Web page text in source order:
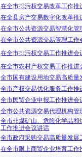
在全市排污权交易改革工作推
在全县房产交易数字化改革推
在全市公共资源交易智慧化
在全市公共资源交易管理工作
在全市排污权交易工作推进会
在全市农村产权交易工作推进
全市国有建设用地交易高质量
全市产权交易优化服务工作推
全市民贸企业申报工作推进会
全市公共资源交易代理机构管
全市非煤矿山、危险化学品
工作推进会议讲话
全市政府采购交易高质量发展
在全市限上商贸企业培育工作